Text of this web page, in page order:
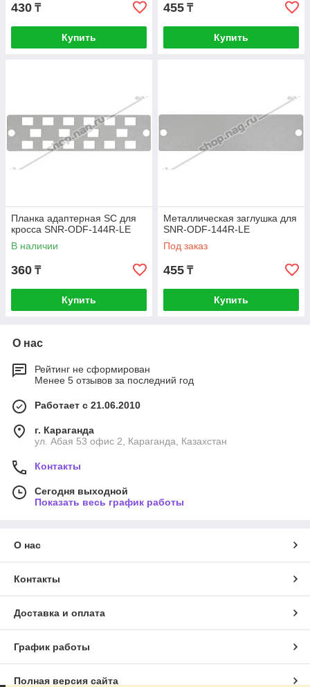
430 ₸
Купить
455 ₸
Купить
Планка адаптерная SC для
кросса SNR-ODF-144R-LE
В наличии
360 ₸
Купить
Металлическая заглушка для
SNR-ODF-144R-LE
Под заказ
455 ₸
Купить
О нас
Рейтинг не сформирован
Менее 5 отзывов за последний год
Работает с 21.06.2010
г. Караганда
ул. Абая 53 офис 2, Караганда, Казахстан
Контакты
Сегодня выходной
Показать весь график работы
О нас
Контакты
Доставка и оплата
График работы
Полная версия сайта